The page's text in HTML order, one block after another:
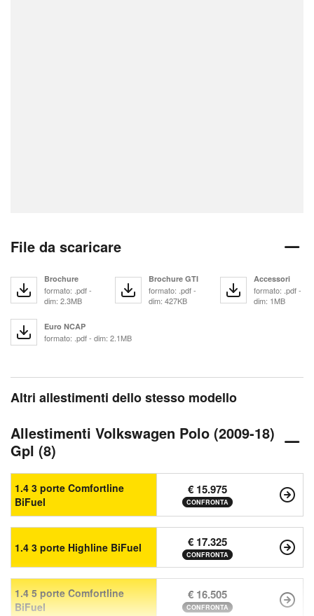
File da scaricare
Brochure
formato: .pdf -
dim: 2.3MB
Brochure GTI
formato: .pdf -
dim: 427KB
Accessori
formato: .pdf -
dim: 1MB
Euro NCAP
formato: .pdf - dim: 2.1MB
Altri allestimenti dello stesso modello
Allestimenti Volkswagen Polo (2009-18)
Gpl (8)
1.4 3 porte Comfortline
BiFuel
€ 15.975
CONFRONTA
1.4 3 porte Highline BiFuel € 17.325
CONFRONTA
1.4 5 porte Comfortline
BiFuel
€ 16.505
CONFRONTA